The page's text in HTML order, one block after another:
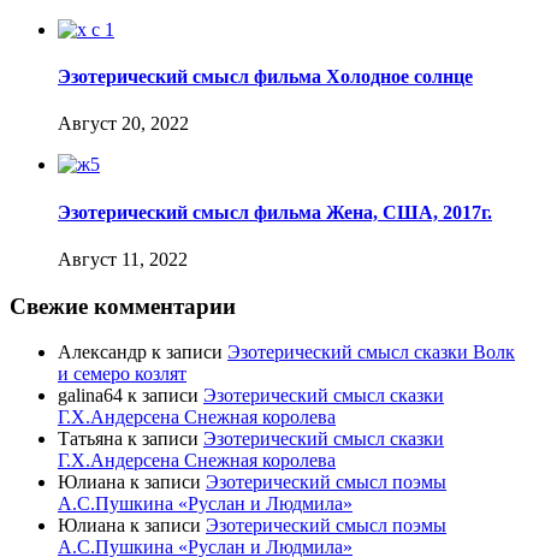
Эзотерический смысл фильма Холодное солнце
Август 20, 2022
Эзотерический смысл фильма Жена, США, 2017г.
Август 11, 2022
Свежие комментарии
Александр к записи Эзотерический смысл сказки Волк
и семеро козлят
galina64 к записи Эзотерический смысл сказки
Г.Х.Андерсена Снежная королева
Татьяна к записи Эзотерический смысл сказки
Г.Х.Андерсена Снежная королева
Юлиана к записи Эзотерический смысл поэмы
А.С.Пушкина «Руслан и Людмила»
Юлиана к записи Эзотерический смысл поэмы
А.С.Пушкина «Руслан и Людмила»